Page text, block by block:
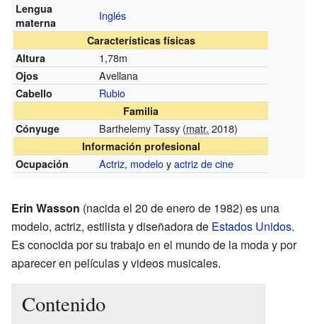
Lengua
materna
Inglés
Características físicas
Altura
1,78m
Ojos Avellana
Cabello Rubio
Familia
Cónyuge
Barthelemy Tassy (matr. 2018)
Información profesional
Ocupación
Actriz, modeloyactriz de cine
Erin Wasson (nacida el 20 de enero de 1982) es una
modelo, actriz, estilista y diseñadora de Estados Unidos.
Es conocida por su trabajo en el mundo de la moda y por
aparecer en películas y videos musicales.
Contenido